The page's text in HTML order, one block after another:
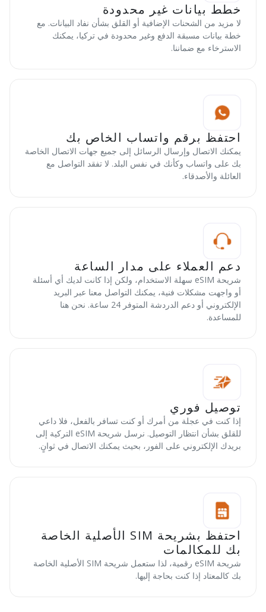
خطط بيانات غير محدودة
لا مزيد من الشحنات الإضافية أو القلق بشأن نفاد البيانات. مع
خطة بيانات مسبقة الدفع وغير محدودة في تركيا، يمكنك
الاسترخاء مع ضماننا.
احتفظ برقم واتساب الخاص بك
يمكنك الاتصال وإرسال الرسائل إلى جميع جهات الاتصال الخاصة
بك على واتساب وكأنك في نفس البلد. لا تفقد التواصل مع
العائلة والأصدقاء.
دعم العملاء على مدار الساعة
شريحة eSIM سهلة الاستخدام، ولكن إذا كانت لديك أي أسئلة
أو واجهت مشكلات فنية، يمكنك التواصل معنا عبر البريد
الإلكتروني أو دعم الدردشة المتوفر 24 ساعة. نحن هنا
للمساعدة.
توصيل فوري
إذا كنت في عجلة من أمرك أو كنت تسافر بالفعل، فلا داعي
للقلق بشأن انتظار التوصيل. نرسل شريحة eSIM التركية إلى
بريدك الإلكتروني على الفور، بحيث يمكنك الاتصال في ثوانٍ.
احتفظ بشريحة SIM الأصلية الخاصة
بك للمكالمات
شريحة eSIM رقمية، لذا ستعمل شريحة SIM الأصلية الخاصة
بك كالمعتاد إذا كنت بحاجة إليها.